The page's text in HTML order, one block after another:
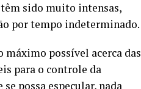
sido muito intensas,
por tempo indeterminado.
máximo possível acerca das
para o controle da
possa especular, nada